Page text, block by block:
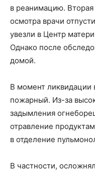
в реанимацию.
осмотра врачи
увезли в Центр
Однако после
домой.
В момент ликвидации
пожарный. Из-за
задымления
отравление
в отделение
В частности,